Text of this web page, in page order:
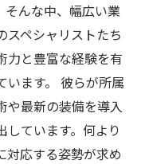
そんな中、幅広い業
スペシャリストたち
力と豊富な経験を有
います。 彼らが所属
や最新の装備を導入
しています。何より
対応する姿勢が求め